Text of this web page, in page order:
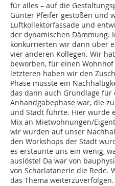
für alles – auf die
Günter Pfeifer gestoßen und
Luftkollektorfassade und
der dynamischen Dämmung.
konkurrierten wir dann über
vier anderen Kollegen. Wir
beworben, für einen
letzteren haben wir den
Phase musste ein
das dann auch Grundlage für
Anhandgabephase war, die
und Stadt führte. Hier wurde
Mix an Mietwohnungen/
wir wurden auf unser
den Workshops der Stadt
es erstaunte uns ein wenig,
auslöste! Da war von
von Scharlatanerie die Rede.
das Thema weiterzuverfolgen.